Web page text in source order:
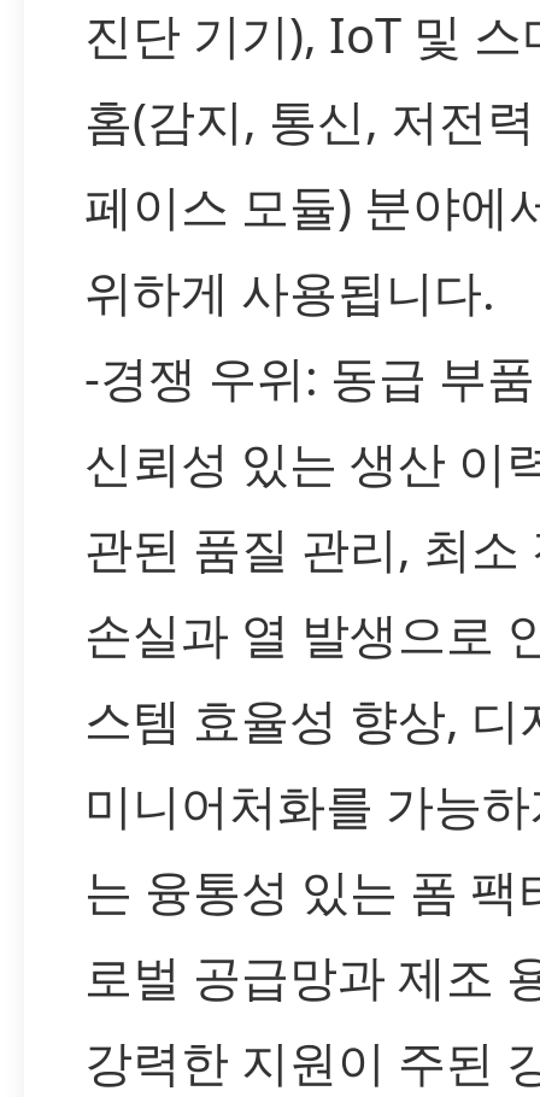
진단 기기), IoT 및 스
홈(감지, 통신, 저전
페이스 모듈) 분야에
위하게 사용됩니다.
-경쟁 우위: 동급 부
신뢰성 있는 생산 이
관된 품질 관리, 최소
손실과 열 발생으로
스템 효율성 향상, 디
미니어처화를 가능
는 융통성 있는 폼 팩
로벌 공급망과 제조
강력한 지원이 주된